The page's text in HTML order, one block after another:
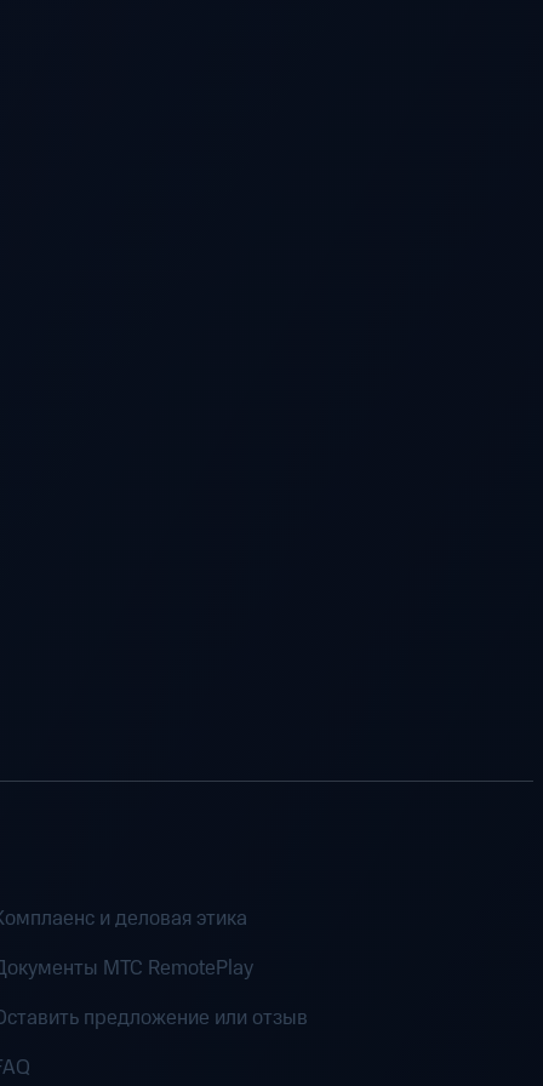
и деловая этика
MTC RemotePlay
предложение или отзыв